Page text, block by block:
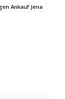
Ankauf Jena